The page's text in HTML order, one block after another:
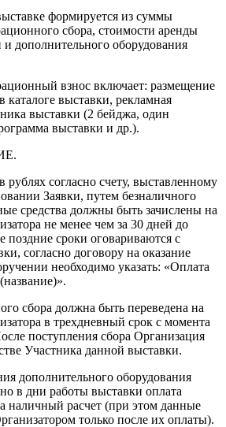
формируется из суммы
сбора, стоимости аренды
дополнительного оборудования
взнос включает: размещение
выставки, рекламная
выставки (2 бейджа, один
выставки и др.).
рублях согласно счету, выставленному
Заявки, путем безналичного
средства должны быть зачислены на
не менее чем за 30 дней до
поздние сроки оговариваются с
согласно договору на оказание
необходимо указать: «Оплата
сбора должна быть переведена на
в трехдневный срок с момента
поступления сбора Организация
Участника данной выставки.
дополнительного оборудования
в дни работы выставки оплата
наличный расчет (при этом данные
только после их оплаты).